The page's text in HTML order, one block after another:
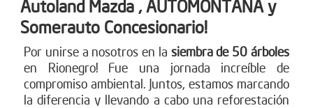
Autoland Mazda , AUTOMONTAÑA y
Somerauto Concesionario!
Por unirse a nosotros en la siembra de 50 árboles
en Rionegro! Fue una jornada increíble de
compromiso ambiental. Juntos, estamos marcando
la diferencia y llevando a cabo una reforestación